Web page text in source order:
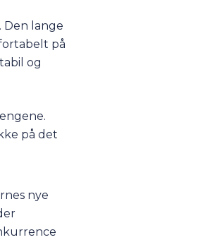
Den lange
på
og
på det
nye